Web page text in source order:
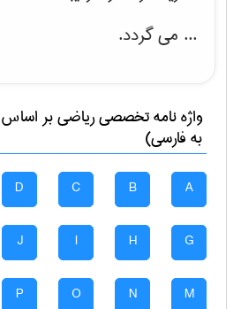
... می گردد.
واژه نامه تخصصیرياضیبر اساس
به فارسی)
A
B
C
D
G
H
I
J
M
N
O
P